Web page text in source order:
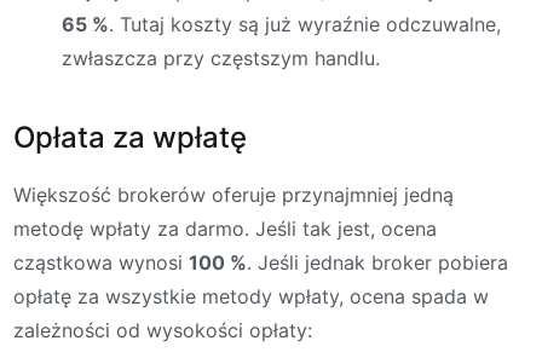
65 %. Tutaj koszty są już wyraźnie odczuwalne,
zwłaszcza przy częstszym handlu.
Opłata za wpłatę
Większość brokerów oferuje przynajmniej jedną
metodę wpłaty za darmo. Jeśli tak jest, ocena
cząstkowa wynosi 100 %. Jeśli jednak broker pobiera
opłatę za wszystkie metody wpłaty, ocena spada w
zależności od wysokości opłaty: